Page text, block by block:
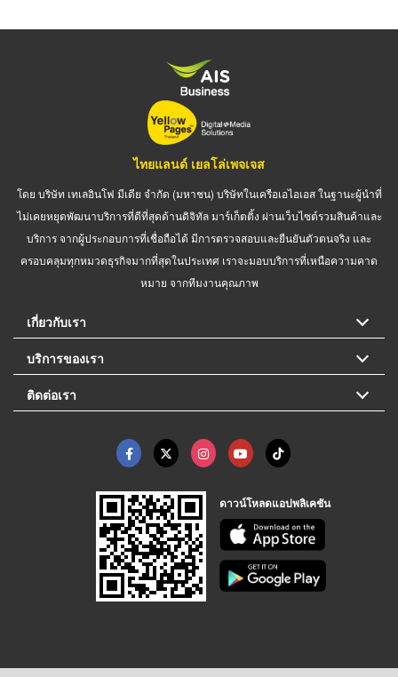
ไทยแลนด์ เยลโล่เพจเจส
โดย บริษัท เทเลอินโฟ มีเดีย จำกัด (มหาชน) บริษัทในเครือเอไอเอส ในฐานะผู้นำที่
ไม่เคยหยุดพัฒนาบริการที่ดีที่สุดด้านดิจิทัล มาร์เก็ตติ้ง ผ่านเว็บไซต์รวมสินค้าและ
บริการ จากผู้ประกอบการที่เชื่อถือได้ มีการตรวจสอบและยืนยันตัวตนจริง และ
ครอบคลุมทุกหมวดธุรกิจมากที่สุดในประเทศ เราจะมอบบริการที่เหนือความคาด
หมาย จากทีมงานคุณภาพ
เกี่ยวกับเรา
บริการของเรา
ติดต่อเรา
ดาวน์โหลดแอปพลิเคชัน